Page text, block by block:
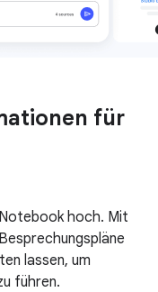
für
hoch. Mit
lassen, um
führen.